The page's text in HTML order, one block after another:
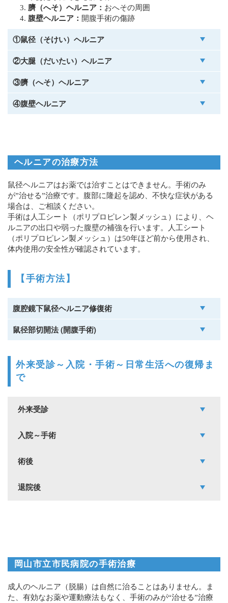
臍（へそ）ヘルニア： おへその周囲
腹壁ヘルニア： 開腹手術の傷跡
①鼠径（そけい）ヘルニア
②大腿（だいたい）ヘルニア
③臍（へそ）ヘルニア
④腹壁ヘルニア
ヘルニアの治療方法
鼠径ヘルニアはお薬では治すことはできません。手術のみ
が”治せる”治療です。腹部に隆起を認め、不快な症状がある
場合は、ご相談ください。
手術は人工シート（ポリプロピレン製メッシュ）により、ヘ
ルニアの出口や弱った腹壁の補強を行います。人工シート
（ポリプロピレン製メッシュ）は50年ほど前から使用され、
体内使用の安全性が確認されています。
【手術方法】
腹腔鏡下鼠径ヘルニア修復術
鼠径部切開法 (開腹手術)
外来受診～入院・手術～日常生活への復帰ま
で
外来受診
入院～手術
術後
退院後
岡山市立市民病院の手術治療
成人のヘルニア（脱腸）は自然に治ることはありません。ま
た、有効なお薬や運動療法もなく、手術のみが“治せる”治療